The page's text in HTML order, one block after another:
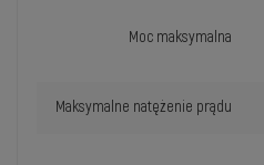
Moc maksymalna
Maksymalne natężenie prądu